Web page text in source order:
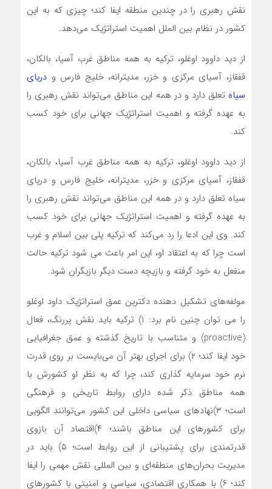
نقش رهبری را در چندین منطقه ایفا کند؛ چیزی که به این
کشور در نظام بین الملل اهمیت استراتژیک می‌دهد.
از دید داوود اوغلو، ترکیه به همه مناطق غرب آسیا، ‌بالکان،
قفقاز،‌ آسیای مرکزی و خزر، مدیترانه، خلیج فارس و دریای
سیاه تعلق دارد و در همه این مناطق می‌تواند نقش رهبری را
به عهده گرفته و اهمیت استراتژیک جهانی برای خود کسب
کند.
از دید داوود اوغلو، ترکیه به همه مناطق غرب آسیا، ‌بالکان،
قفقاز،‌ آسیای مرکزی و خزر، مدیترانه، خلیج فارس و دریای
سیاه تعلق دارد و در همه این مناطق می‌تواند نقش رهبری را
به عهده گرفته و اهمیت استراتژیک جهانی برای خود کسب
کند. وی این ادعا را رد می‌کند که ترکیه پلی بین اسلام و غرب
است چرا که به اعتقاد او، این امر باعث می شود ترکیه حالت
منفعل به خود گرفته و بازیچه دست دیگر بازیگران شود.
مولفه‌های تشکیل دهنده دکترین عمق استراتژیک داود اوغلو
را می توان چنین نام برد: ۱) ‌ترکیه باید نقش پررنگ، فعال
(proactive) و متناسب با تاریخ گذشته و عمق جغرافیایی
خود ایفا کند؛ ۲) برای اجرای بهتر آن می‌بایست بر روی قدرت
نرم خود سرمایه گذاری کند، چرا که به نظر او کشورش با
همه مناطق ذکر شده دارای روابط تاریخی و فرهنگی
است؛ ۳)نهادهای سیاسی داخلی این کشور می‌توانند الگویی
برای کشورهای این مناطق باشند؛ ۴)اقتصاد آن بازوی
قدرتمندی برای پشتیبانی از این روابط است؛ ۵) باید در
مدیریت بحران‌های منطقه‌ای و بین المللی نقش مهمی را ایفا
کند؛ ۶) با همکاری اقتصادی، سیاسی و امنیتی با کشورهای